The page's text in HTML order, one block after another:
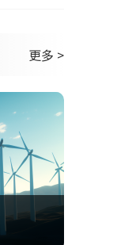
更多 >